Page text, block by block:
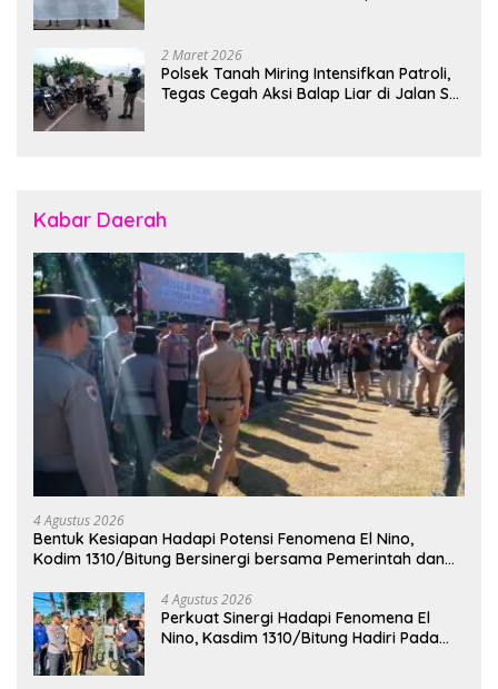
2 Maret 2026
Polsek Tanah Miring Intensifkan Patroli,
Tegas Cegah Aksi Balap Liar di Jalan SP
Kabar Daerah
4 Agustus 2026
Bentuk Kesiapan Hadapi Potensi Fenomena El Nino,
Kodim 1310/Bitung Bersinergi bersama Pemerintah dan
Bencana
4 Agustus 2026
Perkuat Sinergi Hadapi Fenomena El
Nino, Kasdim 1310/Bitung Hadiri Pada